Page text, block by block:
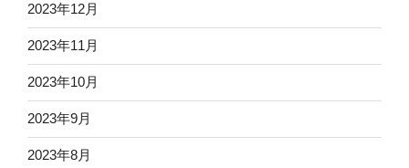
2023年12月
2023年11月
2023年10月
2023年9月
2023年8月